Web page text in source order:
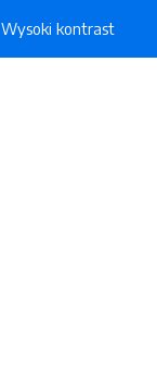
Wysoki kontrast